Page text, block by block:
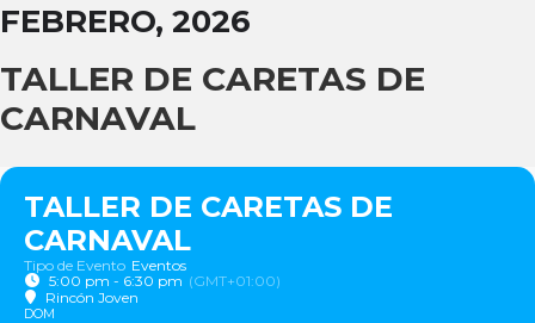
FEBRERO, 2026
TALLER DE CARETAS DE
CARNAVAL
TALLER DE CARETAS DE
CARNAVAL
Tipo de Evento Eventos
5:00 pm - 6:30 pm (GMT+01:00)
Rincón Joven
DOM